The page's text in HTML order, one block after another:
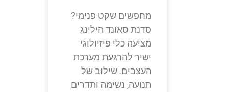
מחפשים שקט פנימי?
סדנת סאונד הילינג
מציעה כלי פיזיולוגי
ישיר להרגעת מערכת
העצבים. שילוב של
תנועה, נשימה ותדרים